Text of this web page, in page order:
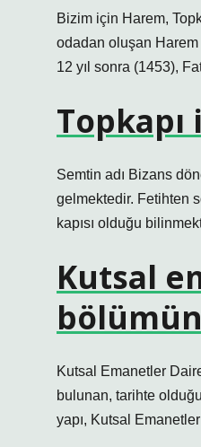
Bizim için Harem,
odadan oluşan Harem
12 yıl sonra (1453),
Semtin adı Bizans
gelmektedir. Fetihten
kapısı olduğu
Kutsal
Kutsal Emanetler
bulunan, tarihte
yapı, Kutsal